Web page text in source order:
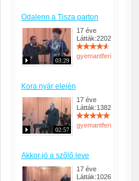
Odalenn a Tisza parton
03:29
17 éve
Látták:2202
gyemantferi
Kora nyár elején
02:57
17 éve
Látták:1382
gyemantferi
Akkor jó a szőlő leve
17 éve
Látták:1026